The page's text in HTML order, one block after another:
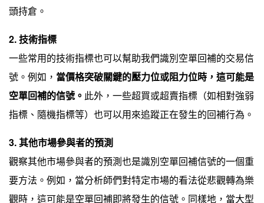
頭持倉。
2. 技術指標
一些常用的技術指標也可以幫助我們識別空單回補的交易信
號。例如， 當價格突破關鍵的壓力位或阻力位時，這可能是
空單回補的信號。 此外，一些超買或超賣指標（如相對強弱
指標、隨機指標等）也可以用來追蹤正在發生的回補行為。
3. 其他市場參與者的預測
觀察其他市場參與者的預測也是識別空單回補信號的一個重
要方法。例如，當分析師們對特定市場的看法從悲觀轉為樂
觀時，這可能是空單回補即將發生的信號。同樣地，當大型